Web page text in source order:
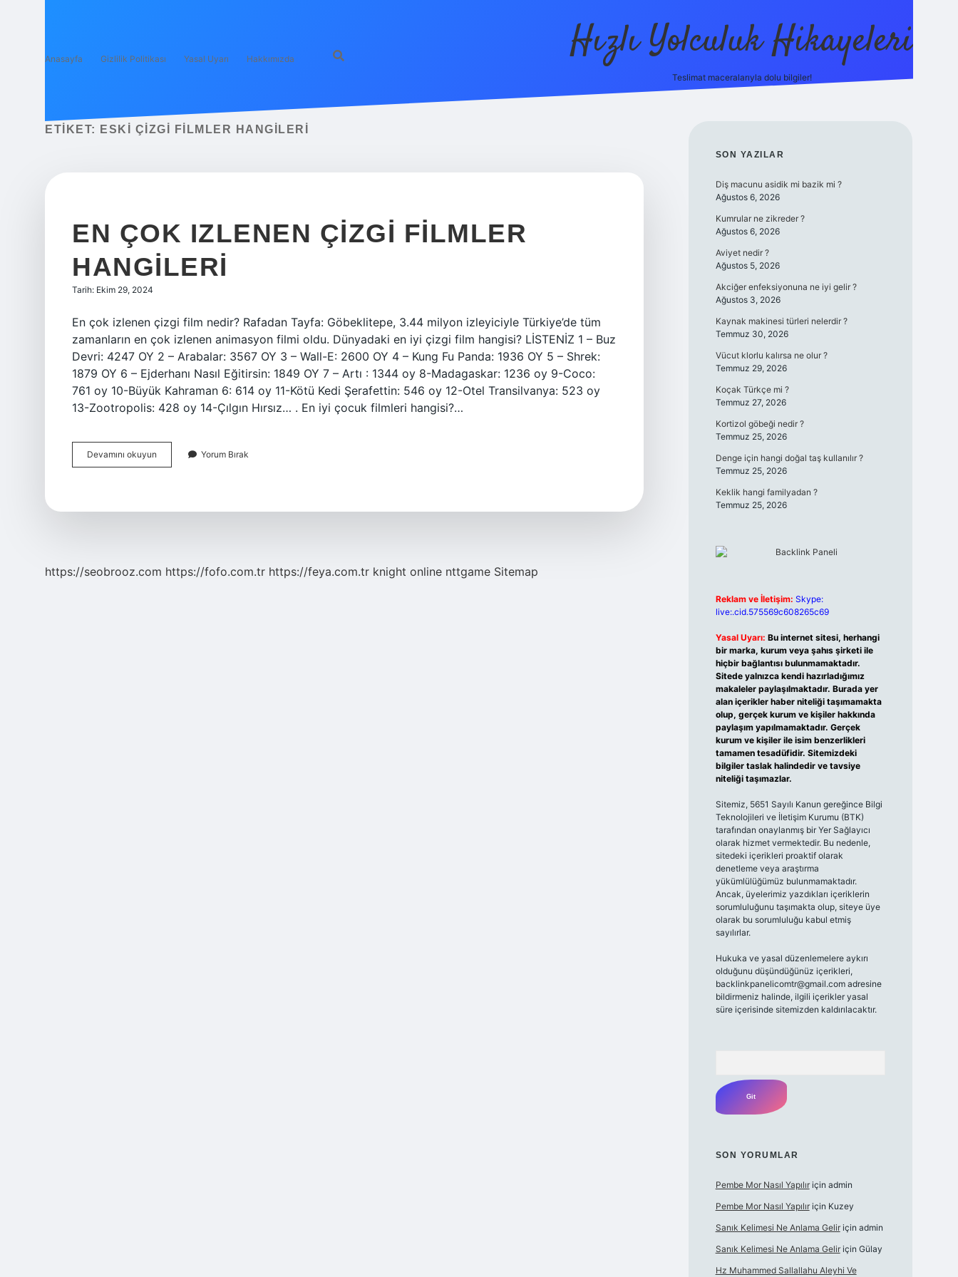
Anasayfa Gizlilik Politikası Yasal Uyarı Hakkımızda Hızlı Yolculuk Hikayeleri
Teslimat maceralarıyla dolu bilgiler!
ETIKET: ESKI ÇIZGI FILMLER HANGILERI
EN ÇOK IZLENEN ÇIZGI FILMLER
HANGILERI
Tarih: Ekim 29, 2024
En çok izlenen çizgi film nedir? Rafadan Tayfa: Göbeklitepe, 3.44 milyon izleyiciyle Türkiye’de tüm
zamanların en çok izlenen animasyon filmi oldu. Dünyadaki en iyi çizgi film hangisi? LİSTENİZ 1 – Buz
Devri: 4247 OY 2 – Arabalar: 3567 OY 3 – Wall-E: 2600 OY 4 – Kung Fu Panda: 1936 OY 5 – Shrek:
1879 OY 6 – Ejderhanı Nasıl Eğitirsin: 1849 OY 7 – Artı : 1344 oy 8-Madagaskar: 1236 oy 9-Coco:
761 oy 10-Büyük Kahraman 6: 614 oy 11-Kötü Kedi Şerafettin: 546 oy 12-Otel Transilvanya: 523 oy
13-Zootropolis: 428 oy 14-Çılgın Hırsız… . En iyi çocuk filmleri hangisi?…
Devamını okuyun
Çok
Yorum Bırak
https://seobrooz.com https://fofo.com.tr https://feya.com.tr knight online nttgame Sitemap
SIDEBAR
SON YAZILAR
Diş macunu asidik mi bazik mi ?
Ağustos 6, 2026
Kumrular ne zikreder ?
Ağustos 6, 2026
Aviyet nedir ?
Ağustos 5, 2026
Akciğer enfeksiyonuna ne iyi gelir ?
Ağustos 3, 2026
Kaynak makinesi türleri nelerdir ?
Temmuz 30, 2026
Vücut klorlu kalırsa ne olur ?
Temmuz 29, 2026
Koçak Türkçe mi ?
Temmuz 27, 2026
Kortizol göbeği nedir ?
Temmuz 25, 2026
Denge için hangi doğal taş kullanılır ?
Temmuz 25, 2026
Keklik hangi familyadan ?
Temmuz 25, 2026
Reklam ve İletişim: Skype:
live:.cid.575569c608265c69
Yasal Uyarı: Bu internet sitesi, herhangi
bir marka, kurum veya şahıs şirketi ile
hiçbir bağlantısı bulunmamaktadır.
Sitede yalnızca kendi hazırladığımız
makaleler paylaşılmaktadır. Burada yer
alan içerikler haber niteliği taşımamakta
olup, gerçek kurum ve kişiler hakkında
paylaşım yapılmamaktadır. Gerçek
kurum ve kişiler ile isim benzerlikleri
tamamen tesadüfidir. Sitemizdeki
bilgiler taslak halindedir ve tavsiye
niteliği taşımazlar.
Sitemiz, 5651 Sayılı Kanun gereğince Bilgi
Teknolojileri ve İletişim Kurumu (BTK)
tarafından onaylanmış bir Yer Sağlayıcı
olarak hizmet vermektedir. Bu nedenle,
sitedeki içerikleri proaktif olarak
denetleme veya araştırma
yükümlülüğümüz bulunmamaktadır.
Ancak, üyelerimiz yazdıkları içeriklerin
sorumluluğunu taşımakta olup, siteye üye
olarak bu sorumluluğu kabul etmiş
sayılırlar.
Hukuka ve yasal düzenlemelere aykırı
olduğunu düşündüğünüz içerikleri,
backlinkpanelicomtr@gmail.comadresine
bildirmeniz halinde, ilgili içerikler yasal
süre içerisinde sitemizden kaldırılacaktır.
SON YORUMLAR
Pembe Mor Nasıl Yapılıriçin admin
Pembe Mor Nasıl Yapılıriçin Kuzey
Sanık Kelimesi Ne Anlama Geliriçin admin
Sanık Kelimesi Ne Anlama Geliriçin Gülay
Hz Muhammed Sallallahu Aleyhi Ve